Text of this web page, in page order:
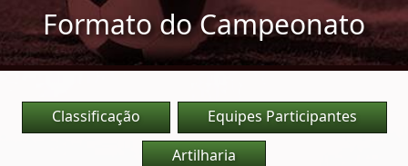
Formato do Campeonato
Classificação
Equipes Participantes
Artilharia